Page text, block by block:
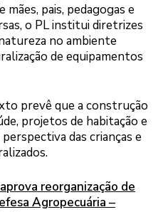
pais, pedagogas e
o PL institui diretrizes
no ambiente
de equipamentos
prevê que a construção
projetos de habitação e
das crianças e
reorganização de
Agropecuária –